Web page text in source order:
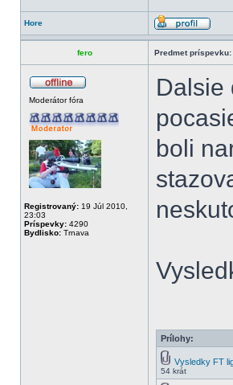
Hore
fero Predmet príspevku:
Moderátor fóra
Registrovaný: 19 Júl 2010,
23:03
Príspevky: 4290
Bydlisko: Trnava
Dalsie
boli
Prílohy:
Vysledky FT
54 krát